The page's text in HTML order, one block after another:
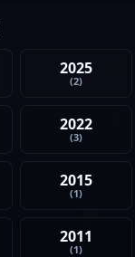
2025
(2)
2022
(3)
2015
(1)
2011
(1)